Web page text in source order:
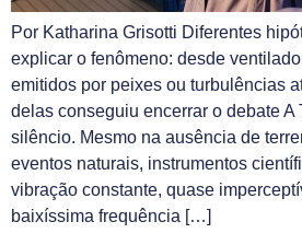
Por Katharina Grisotti Diferentes
explicar o fenômeno: desde
emitidos por peixes ou turbulências
delas conseguiu encerrar o debate A
silêncio. Mesmo na ausência de
eventos naturais, instrumentos
vibração constante, quase
baixíssima frequência […]